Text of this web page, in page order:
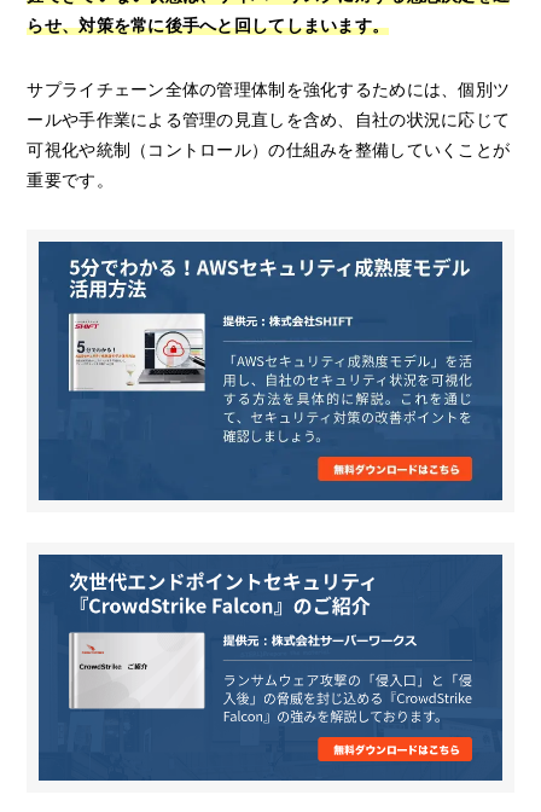
らせ、対策を常に後手へと回してしまいます。
サプライチェーン全体の管理体制を強化するためには、個別ツ
ールや手作業による管理の見直しを含め、自社の状況に応じて
可視化や統制（コントロール）の仕組みを整備していくことが
重要です。